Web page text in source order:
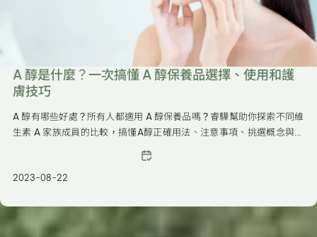
A 醇是什麼？一次搞懂 A 醇保養品選擇、使用和護
膚技巧
A 醇有哪些好處？所有人都適用 A 醇保養品嗎？睿驊幫助你探索不同維
生素 A 家族成員的比較，搞懂A醇正確用法、注意事項、挑選概念與使
用順序，以及如何應對使用後的各種皮膚反應。
2023-08-22